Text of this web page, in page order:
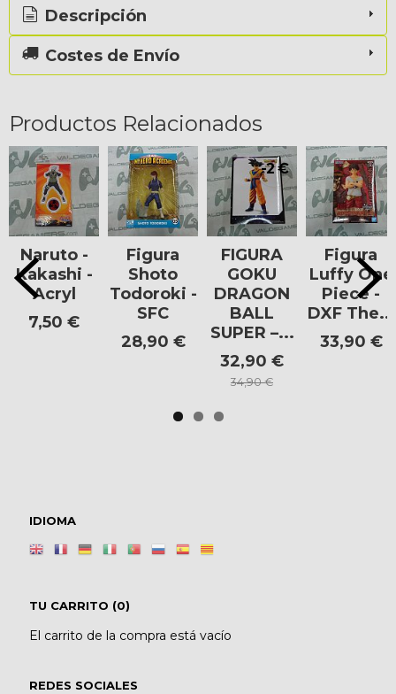
IDIOMA
TU CARRITO (0)
El carrito de la compra está vacío
REDES SOCIALES
Descripción
Costes de Envío
Productos Relacionados
Naruto -
Kakashi -
Acryl
7,50 €
Figura
Shoto
Todoroki -
SFC
28,90 €
-2 €
FIGURA
GOKU
DRAGON
BALL
SUPER –...
32,90 €
34,90 €
Figura
Luffy One
Piece -
DXF The...
33,90 €